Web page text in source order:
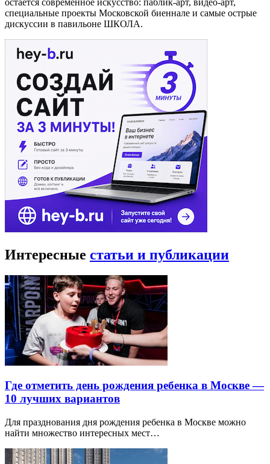
остается современное искусство: паблик-арт, видео-арт,
специальные проекты Московской биеннале и самые острые
дискуссии в павильоне ШКОЛА.
Интересные статьи и публикации
Где отметить день рождения ребенка в Москве —
10 лучших вариантов
Для празднования дня рождения ребенка в Москве можно
найти множество интересных мест…